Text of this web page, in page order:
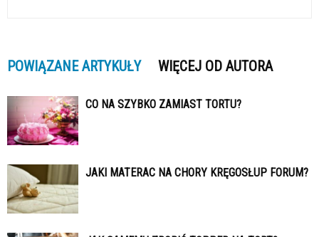
POWIĄZANE ARTYKUŁY WIĘCEJ OD AUTORA
CO NA SZYBKO ZAMIAST TORTU?
JAKI MATERAC NA CHORY KRĘGOSŁUP FORUM?